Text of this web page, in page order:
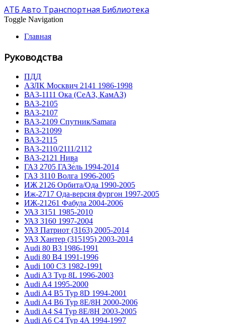
АТБ Авто Транспортная Библиотека
Toggle Navigation
Главная
Руководства
ПДД
АЗЛК Москвич 2141 1986-1998
ВА3-1111 Ока (СеАЗ, КамАЗ)
ВА3-2105
ВА3-2107
ВА3-2109 Спутник/Samara
ВА3-21099
ВА3-2115
ВА3-2110/2111/2112
ВА3-2121 Нива
ГАЗ 2705 ГАЗе́ль 1994-2014
ГАЗ 3110 Волга 1996-2005
ИЖ 2126 Орбита/Ода 1990-2005
Иж-2717 Ода-версия фургон 1997-2005
ИЖ-21261 Фабула 2004-2006
УАЗ 3151 1985-2010
УАЗ 3160 1997-2004
УАЗ Патриот (3163) 2005-2014
УАЗ Хантер (315195) 2003-2014
Audi 80 B3 1986-1991
Audi 80 B4 1991-1996
Audi 100 C3 1982-1991
Audi A3 Typ 8L 1996-2003
Audi A4 1995-2000
Audi A4 B5 Typ 8D 1994-2001
Audi A4 B6 Typ 8E/8H 2000-2006
Audi A4 S4 Typ 8E/8H 2003-2005
Audi A6 C4 Typ 4A 1994-1997